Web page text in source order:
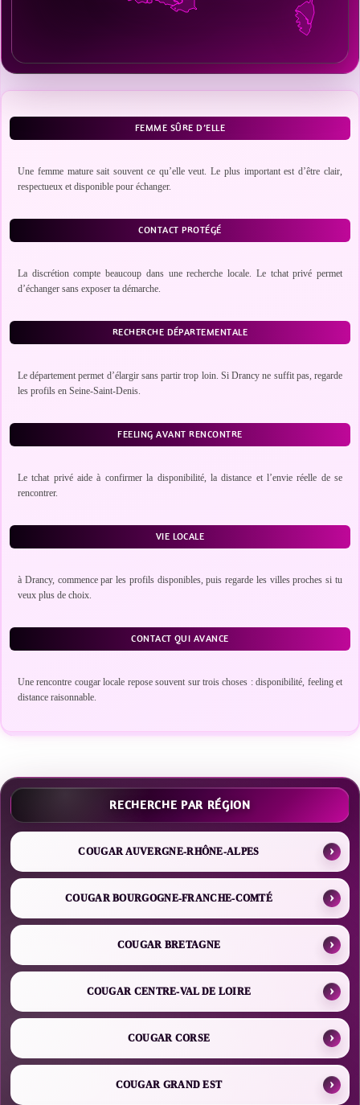
FEMME SÛRE D’ELLE
Une femme mature sait souvent ce qu’elle veut. Le plus important est d’être clair,
respectueux et disponible pour échanger.
CONTACT PROTÉGÉ
La discrétion compte beaucoup dans une recherche locale. Le tchat privé permet
d’échanger sans exposer ta démarche.
RECHERCHE DÉPARTEMENTALE
Le département permet d’élargir sans partir trop loin. Si Drancy ne suffit pas, regarde
les profils en Seine-Saint-Denis.
FEELING AVANT RENCONTRE
Le tchat privé aide à confirmer la disponibilité, la distance et l’envie réelle de se
rencontrer.
VIE LOCALE
à Drancy, commence par les profils disponibles, puis regarde les villes proches si tu
veux plus de choix.
CONTACT QUI AVANCE
Une rencontre cougar locale repose souvent sur trois choses : disponibilité, feeling et
distance raisonnable.
RECHERCHE PAR RÉGION
COUGAR AUVERGNE-RHÔNE-ALPES
COUGAR BOURGOGNE-FRANCHE-COMTÉ
COUGAR BRETAGNE
COUGAR CENTRE-VAL DE LOIRE
COUGAR CORSE
COUGAR GRAND EST